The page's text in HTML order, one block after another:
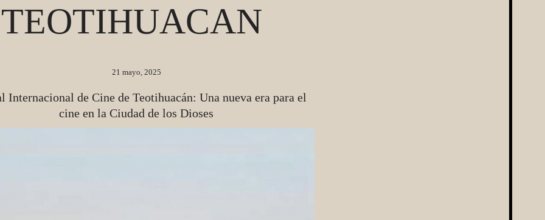
TEOTIHUACAN
21 mayo, 2025
Internacional de Cine de Teotihuacán: Una nueva era para el
cine en la Ciudad de los Dioses